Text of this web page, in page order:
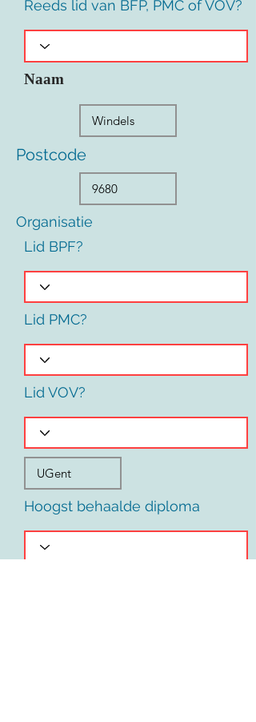
Reeds lid van BFP, PMC of VOV?
Naam
Postcode
Organisatie
Lid BPF?
Lid PMC?
Lid VOV?
Hoogst behaalde diploma